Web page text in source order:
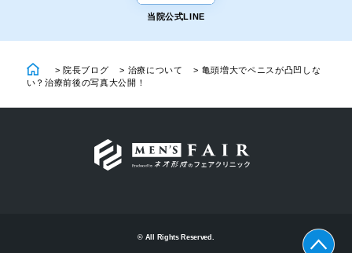
当院公式LINE
> 院長ブログ > 治療について > 亀頭増大でペニスが凸凹しな
い？治療前後の写真大公開！
© All Rights Reserved.